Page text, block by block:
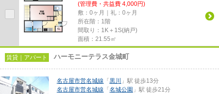
(管理費・共益費 4,000円)
敷：0ヶ月｜礼：0ヶ月
所在階：1階
間取り：1K＋1S(納戸)
面積：21.55㎡
賃貸｜アパート ハーモニーテラス金城町
名古屋市営名城線 「 黒川
」駅 徒歩13分
名古屋市営名城線 「 名城公園 」駅 徒歩21分